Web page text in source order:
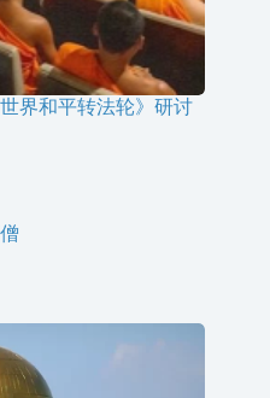
界和平转法轮》研讨